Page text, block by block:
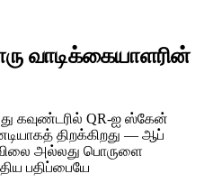
வாடிக்கையாளரின்
கவுண்டரில் QR-ஐ ஸ்கேன்
திறக்கிறது — ஆப்
அல்லது பொருளை
பதிப்பையே